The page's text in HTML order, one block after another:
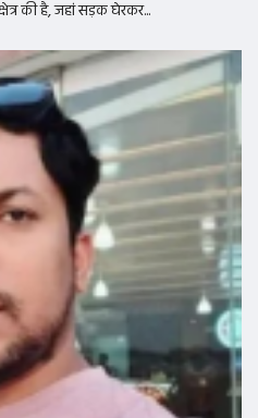
की है, जहां सड़क घेरकर...